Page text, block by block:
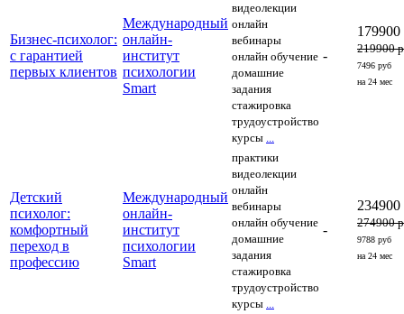
Бизнес-психолог:
с гарантией
первых клиентов
Международный
онлайн-
институт
психологии
Smart
видеолекции
онлайн
вебинары
онлайн обучение
домашние
задания
стажировка
трудоустройство
курсы ...
-
179900
219900
7496 руб
на 24 мес
Детский
психолог:
комфортный
переход в
профессию
Международный
онлайн-
институт
психологии
Smart
практики
видеолекции
онлайн
вебинары
онлайн обучение
домашние
задания
стажировка
трудоустройство
курсы ...
-
234900
274900
9788 руб
на 24 мес